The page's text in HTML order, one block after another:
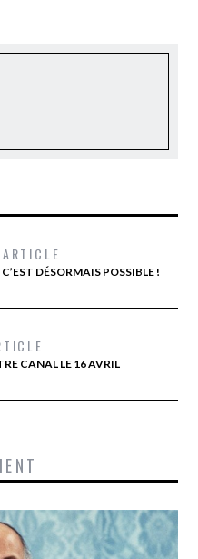
DÉSORMAIS POSSIBLE !
CANAL LE 16 AVRIL